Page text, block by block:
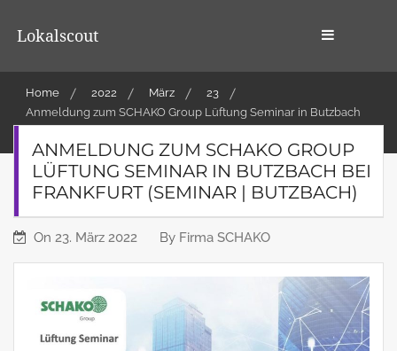
Lokalscout
Home 2022 März
23
Anmeldung zum SCHAKO Group Lüftung Seminar in Butzbach
ANMELDUNG ZUM SCHAKO GROUP
LÜFTUNG SEMINAR IN BUTZBACH BEI
FRANKFURT (SEMINAR | BUTZBACH)
On 23. März 2022 By Firma SCHAKO